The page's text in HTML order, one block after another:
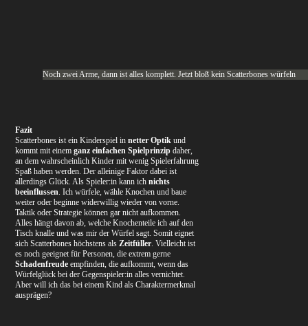
Noch zwei Arme, dann ist alles komplett. Jetzt bloß kein Scatterbones würfeln
Fazit
Scatterbones ist ein Kinderspiel innetter Optik und
kommt mit einemganz einfachen Spielprinzip daher,
an dem wahrscheinlich Kinder mit wenig Spielerfahrung
Spaß haben werden. Der alleinige Faktor dabei ist
allerdings Glück. Als Spieler:in kann ichnichts
beeinflussen. Ich würfele, wähle Knochen und baue
weiter oder beginne widerwillig wieder von vorne.
Taktik oder Strategie können gar nicht aufkommen.
Alles hängt davon ab, welche Knochenteile ich auf den
Tisch knalle und was mir der Würfel sagt. Somit eignet
sich Scatterbones höchstens alsZeitfüller. Vielleicht ist
es noch geeignet für Personen, die extrem gerne
Schadenfreude empfinden, die aufkommt, wenn das
Würfelglück bei der Gegenspieler:in alles vernichtet.
Aber will ich das bei einem Kind als Charaktermerkmal
ausprägen?